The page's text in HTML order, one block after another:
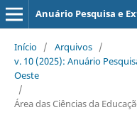
Anuário Pesquisa e
Início / Arquivos /
v. 10 (2025): Anuário
Oeste
/
Área das Ciências da